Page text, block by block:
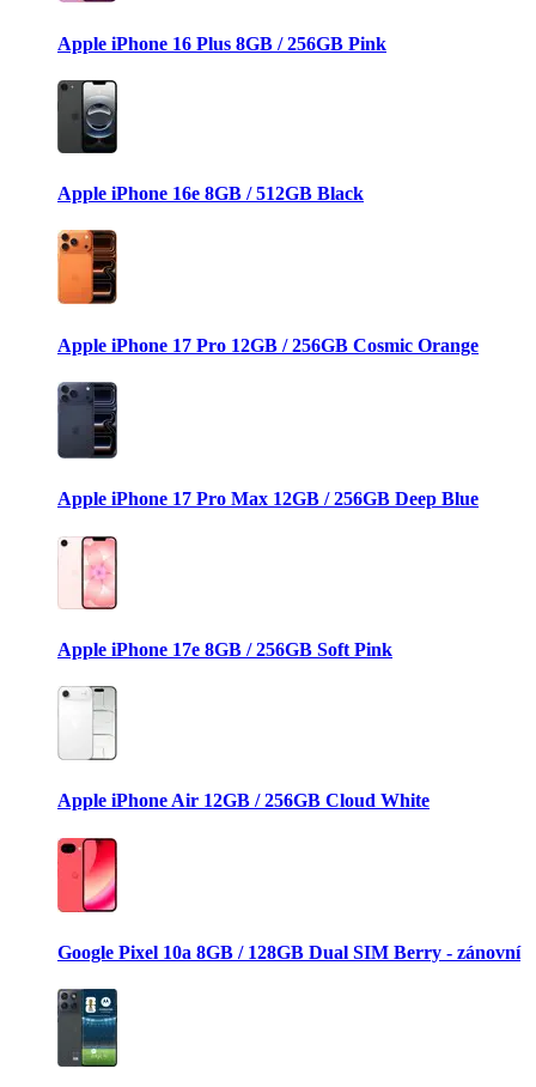
Apple iPhone 16 Plus 8GB / 256GB Pink
Apple iPhone 16e 8GB / 512GB Black
Apple iPhone 17 Pro 12GB / 256GB Cosmic Orange
Apple iPhone 17 Pro Max 12GB / 256GB Deep Blue
Apple iPhone 17e 8GB / 256GB Soft Pink
Apple iPhone Air 12GB / 256GB Cloud White
Google Pixel 10a 8GB / 128GB Dual SIM Berry - zánovní